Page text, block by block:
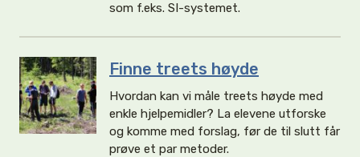
som f.eks. SI-systemet.
Finne treets høyde
Hvordan kan vi måle treets høyde med
enkle hjelpemidler? La elevene utforske
og komme med forslag, før de til slutt får
prøve et par metoder.